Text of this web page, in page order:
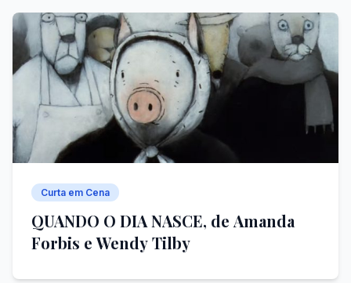
Curta em Cena
QUANDO O DIA NASCE, de Amanda
Forbis e Wendy Tilby